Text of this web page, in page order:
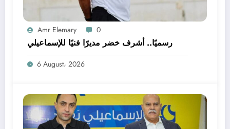
Amr Elemary 0
رسميًا.. أشرف خضر مديرًا فنيًا للإسماعيلي
6 August، 2026